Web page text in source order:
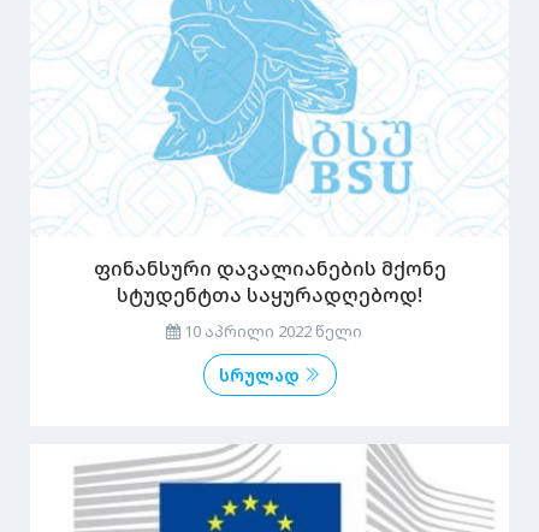
ფინანსური დავალიანების მქონე
სტუდენტთა საყურადღებოდ!
10 აპრილი 2022 წელი
სრულად